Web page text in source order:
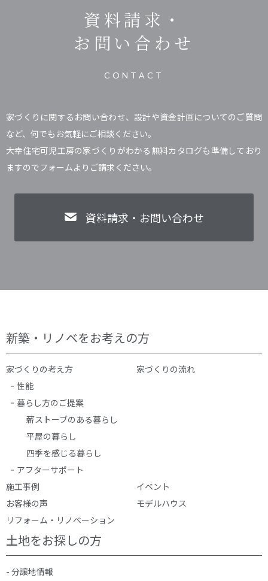
資料請求・
お問い合わせ
CONTACT
家づくりに関するお問い合わせ、設計や資金計画についてのご質問
など、何でもお気軽にご相談ください。
大幸住宅可児工房の家づくりがわかる無料カタログも準備しており
ますのでフォームよりご請求ください。
資料請求・お問い合わせ
新築・リノベをお考えの方
家づくりの考え方
性能
暮らし方のご提案
薪ストーブのある暮らし
平屋の暮らし
四季を感じる暮らし
アフターサポート
家づくりの流れ
施工事例
イベント
お客様の声
モデルハウス
リフォーム・リノベーション
土地をお探しの方
- 分譲地情報